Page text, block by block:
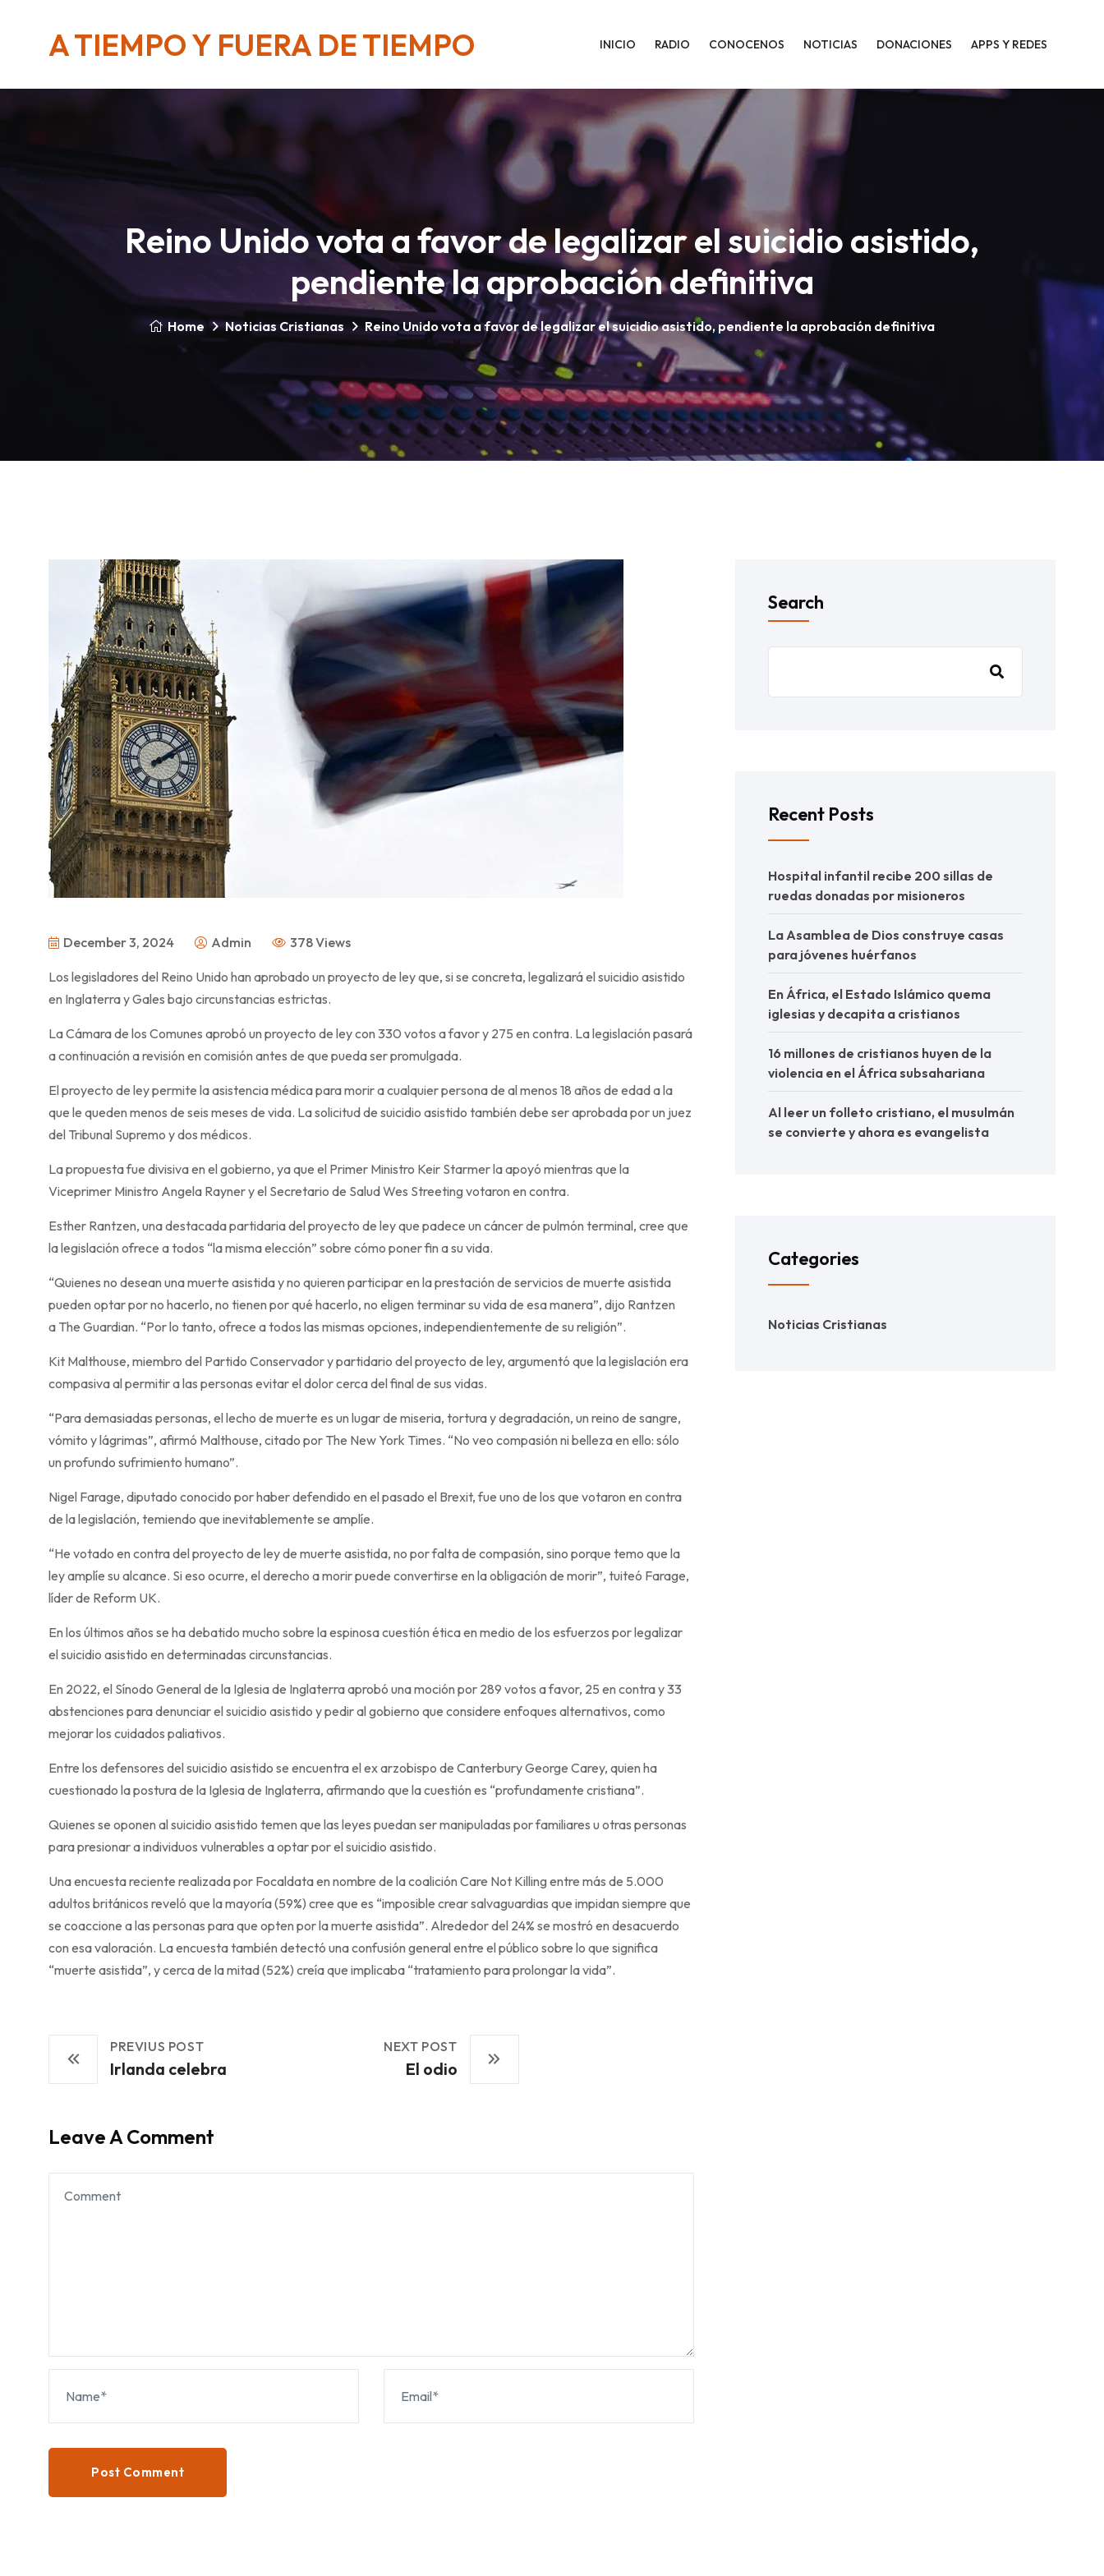
A TIEMPO Y FUERA DE TIEMPO INICIO RADIO CONOCENOS NOTICIAS DONACIONES APPS Y REDES
Reino Unido vota a favor de legalizar el suicidio asistido,
pendiente la aprobación definitiva
Home Noticias Cristianas Reino Unido vota a favor de legalizar el suicidio asistido, pendiente la aprobación definitiva
December 3, 2024 Admin 378 Views
Los legisladores del Reino Unido han aprobado un proyecto de ley que, si se concreta, legalizará el suicidio asistido
en Inglaterra y Gales bajo circunstancias estrictas.
La Cámara de los Comunes aprobó un proyecto de ley con 330 votos a favor y 275 en contra. La legislación pasará
a continuación a revisión en comisión antes de que pueda ser promulgada.
El proyecto de ley permite la asistencia médica para morir a cualquier persona de al menos 18 años de edad a la
que le queden menos de seis meses de vida. La solicitud de suicidio asistido también debe ser aprobada por un juez
del Tribunal Supremo y dos médicos.
La propuesta fue divisiva en el gobierno, ya que el Primer Ministro Keir Starmer la apoyó mientras que la
Viceprimer Ministro Angela Rayner y el Secretario de Salud Wes Streeting votaron en contra.
Esther Rantzen, una destacada partidaria del proyecto de ley que padece un cáncer de pulmón terminal, cree que
la legislación ofrece a todos “la misma elección” sobre cómo poner fin a su vida.
“Quienes no desean una muerte asistida y no quieren participar en la prestación de servicios de muerte asistida
pueden optar por no hacerlo, no tienen por qué hacerlo, no eligen terminar su vida de esa manera”, dijo Rantzen
a The Guardian. “Por lo tanto, ofrece a todos las mismas opciones, independientemente de su religión”.
Kit Malthouse, miembro del Partido Conservador y partidario del proyecto de ley, argumentó que la legislación era
compasiva al permitir a las personas evitar el dolor cerca del final de sus vidas.
“Para demasiadas personas, el lecho de muerte es un lugar de miseria, tortura y degradación, un reino de sangre,
vómito y lágrimas”, afirmó Malthouse, citado por The New York Times. “No veo compasión ni belleza en ello: sólo
un profundo sufrimiento humano”.
Nigel Farage, diputado conocido por haber defendido en el pasado el Brexit, fue uno de los que votaron en contra
de la legislación, temiendo que inevitablemente se amplíe.
“He votado en contra del proyecto de ley de muerte asistida, no por falta de compasión, sino porque temo que la
ley amplíe su alcance. Si eso ocurre, el derecho a morir puede convertirse en la obligación de morir”, tuiteó Farage,
líder de Reform UK.
En los últimos años se ha debatido mucho sobre la espinosa cuestión ética en medio de los esfuerzos por legalizar
el suicidio asistido en determinadas circunstancias.
En 2022, el Sínodo General de la Iglesia de Inglaterra aprobó una moción por 289 votos a favor, 25 en contra y 33
abstenciones para denunciar el suicidio asistido y pedir al gobierno que considere enfoques alternativos, como
mejorar los cuidados paliativos.
Entre los defensores del suicidio asistido se encuentra el ex arzobispo de Canterbury George Carey, quien ha
cuestionado la postura de la Iglesia de Inglaterra, afirmando que la cuestión es “profundamente cristiana”.
Quienes se oponen al suicidio asistido temen que las leyes puedan ser manipuladas por familiares u otras personas
para presionar a individuos vulnerables a optar por el suicidio asistido.
Una encuesta reciente realizada por Focaldata en nombre de la coalición Care Not Killing entre más de 5.000
adultos británicos reveló que la mayoría (59%) cree que es “imposible crear salvaguardias que impidan siempre que
se coaccione a las personas para que opten por la muerte asistida”. Alrededor del 24% se mostró en desacuerdo
con esa valoración. La encuesta también detectó una confusión general entre el público sobre lo que significa
“muerte asistida”, y cerca de la mitad (52%) creía que implicaba “tratamiento para prolongar la vida”.
PREVIUS POST
Irlanda celebra
NEXT POST
El odio
Leave A Comment
Post Comment
Search
Recent Posts
Hospital infantil recibe 200 sillas de
ruedas donadas por misioneros
La Asamblea de Dios construye casas
para jóvenes huérfanos
En África, el Estado Islámico quema
iglesias y decapita a cristianos
16 millones de cristianos huyen de la
violencia en el África subsahariana
Al leer un folleto cristiano, el musulmán
se convierte y ahora es evangelista
Categories
Noticias Cristianas